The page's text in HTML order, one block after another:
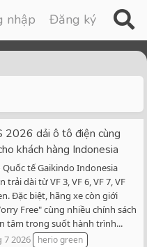
nhập Đăng ký
2026 dải ô tô điện cùng
khách hàng Indonesia
tế Gaikindo Indonesia
trải dài từ VF 3, VF 6, VF 7, VF
Đặc biệt, hãng xe còn giới
Free" cùng nhiều chính sách
tâm trong suốt hành trình...
7 2026
herio green